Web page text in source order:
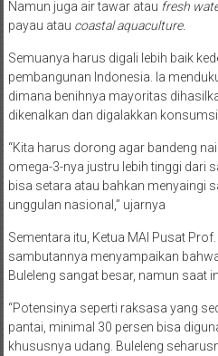
Namun juga air tawar atau fresh
payau atau coastal aquaculture.
Semuanya harus digali lebih baik
pembangunan Indonesia. Ia
dimana benihnya mayoritas
dikenalkan dan digalakkan
“Kita harus dorong agar bandeng
omega-3-nya justru lebih tinggi dari
bisa setara atau bahkan menyaingi
unggulan nasional,” ujarnya
Sementara itu, Ketua MAI Pusat
sambutannya menyampaikan
Buleleng sangat besar, namun saat
“Potensinya seperti raksasa yang
pantai, minimal 30 persen bisa
khususnya udang. Buleleng